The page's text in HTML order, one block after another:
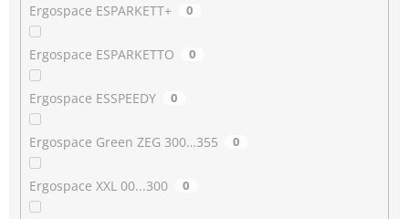
Ergospace ESPARKETT+ 0
Ergospace ESPARKETTO 0
Ergospace ESSPEEDY 0
Ergospace Green ZEG 300…355 0
Ergospace XXL 00...300 0